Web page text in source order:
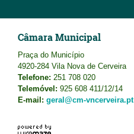
Câmara Municipal
Praça do Município
4920-284 Vila Nova de Cerveira
Telefone: 251 708 020
Telemóvel: 925 608 411/12/14
E-mail: geral@cm-vncerveira.pt